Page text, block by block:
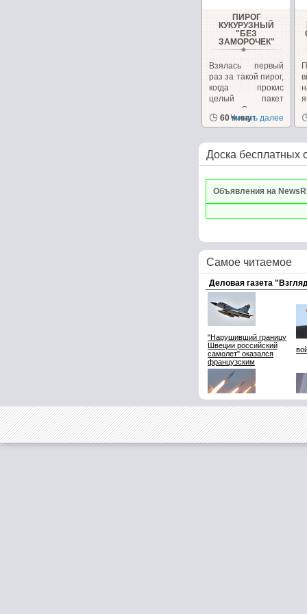
ПИРОГ
КУКУРУЗНЫЙ
"БЕЗ
ЗАМОРОЧЕК"
Взялась первый
раз за такой пирог,
когда прокис
целый пакет
молока. Стояло в...
60 минут
Читать далее
Доска бесплатных
Объявления на
Самое читаемое